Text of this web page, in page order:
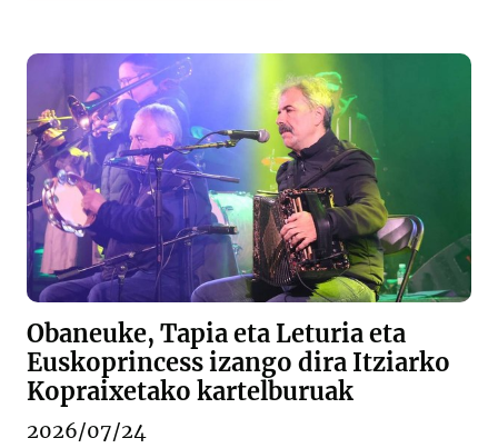
Obaneuke, Tapia eta Leturia eta
Euskoprincess izango dira Itziarko
Kopraixetako kartelburuak
2026/07/24